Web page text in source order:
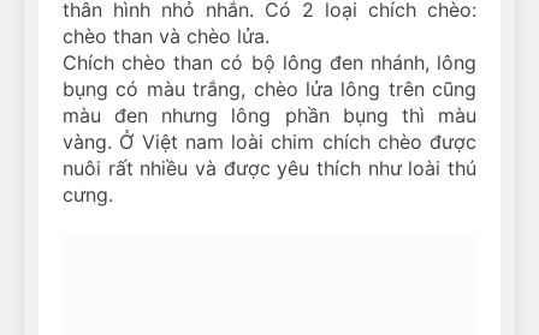
thân hình nhỏ nhắn. Có 2 loại chích chèo:
chèo than và chèo lửa.
Chích chèo than có bộ lông đen nhánh, lông
bụng có màu trắng, chèo lửa lông trên cũng
màu đen nhưng lông phần bụng thì màu
vàng. Ở Việt nam loài chim chích chèo được
nuôi rất nhiều và được yêu thích như loài thú
cưng.